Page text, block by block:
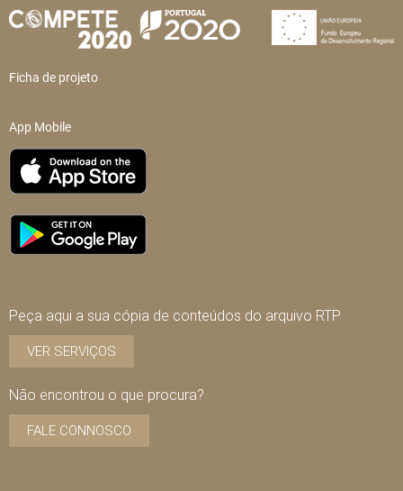
Ficha de projeto
App Mobile
Peça aqui a sua cópia de conteúdos do arquivo RTP
VER SERVIÇOS
Não encontrou o que procura?
FALE CONNOSCO